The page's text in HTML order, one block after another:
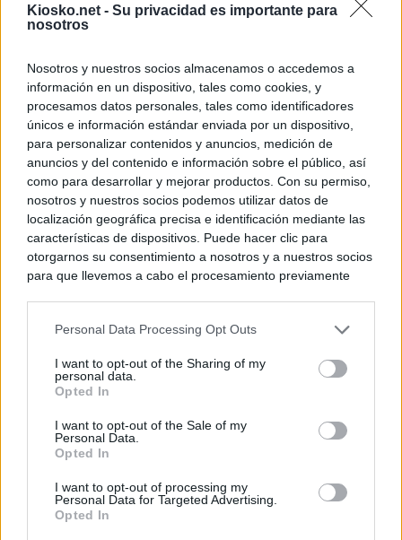
Kiosko.net - Su privacidad es importante para
nosotros
Nosotros y nuestros socios almacenamos o accedemos a
información en un dispositivo, tales como cookies, y
procesamos datos personales, tales como identificadores
únicos e información estándar enviada por un dispositivo,
para personalizar contenidos y anuncios, medición de
anuncios y del contenido e información sobre el público, así
como para desarrollar y mejorar productos. Con su permiso,
nosotros y nuestros socios podemos utilizar datos de
localización geográfica precisa e identificación mediante las
características de dispositivos. Puede hacer clic para
otorgarnos su consentimiento a nosotros y a nuestros socios
para que llevemos a cabo el procesamiento previamente
negar su consentimiento. Tenga en cuenta que algún
de su consentimiento, pero usted tiene el derecho de
rechazar tal procesamiento. Sus preferencias se aplicarán
cualquier momento entrando de nuevo en este sitio web o
visitando nuestra política de privacidad.
Personal Data Processing Opt Outs
I want to opt-out of the Sharing of my
personal data.
Opted In
I want to opt-out of the Sale of my
Personal Data.
Opted In
I want to opt-out of processing my
Personal Data for Targeted Advertising.
Opted In